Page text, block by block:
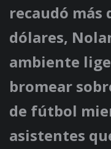
recaudó más
dólares,
ambiente
bromear
de fútbol
asistentes